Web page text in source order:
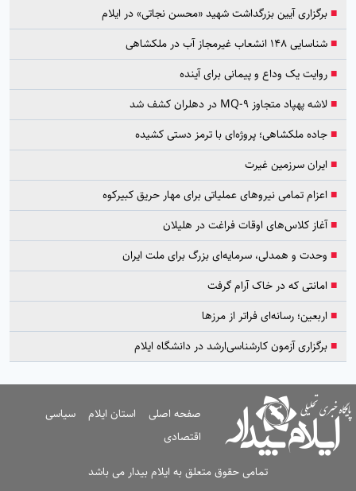
■برگزاری آیین بزرگداشت شهید «محسن نجاتی» در ایلام
■شناسایی ۱۴۸ انشعاب غیرمجاز آب در ملکشاهی
■روایت یک وداع و پیمانی برای آینده
■لاشه پهپاد متجاوز MQ-9 در دهلران کشف شد
■جاده ملکشاهی؛ پروژه‌ای با ترمز دستی کشیده
■ ایران سرزمین غیرت
■ اعزام تمامی نیروهای عملیاتی برای مهار حریق کبیرکوه
■آغاز کلاس‌های اوقات فراغت در هلیلان
■ وحدت و همدلی، سرمایه‌ای بزرگ برای ملت ایران
■ امانتی که در خاک آرام گرفت
■ اربعین؛ رسانه‌ای فراتر از مرزها
■برگزاری آزمون کارشناسی‌ارشد در دانشگاه ایلام
صفحه اصلی استان ایلام
سیاسی
اقتصادی
تمامی حقوق متعلق به ایلام بیدار می باشد